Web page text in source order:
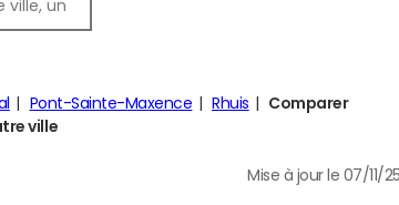
Pont-Sainte-Maxence Rhuis
Comparer
ville
Mise à jour le 07/11/25